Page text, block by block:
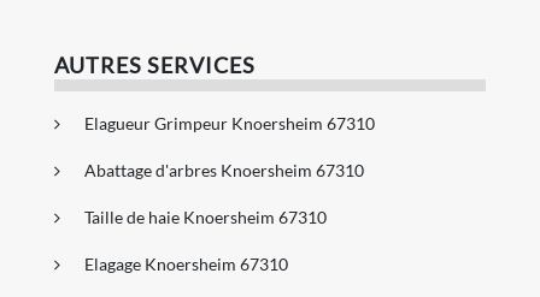
AUTRES SERVICES
Elagueur Grimpeur Knoersheim 67310
Abattage d'arbres Knoersheim 67310
Taille de haie Knoersheim 67310
Elagage Knoersheim 67310